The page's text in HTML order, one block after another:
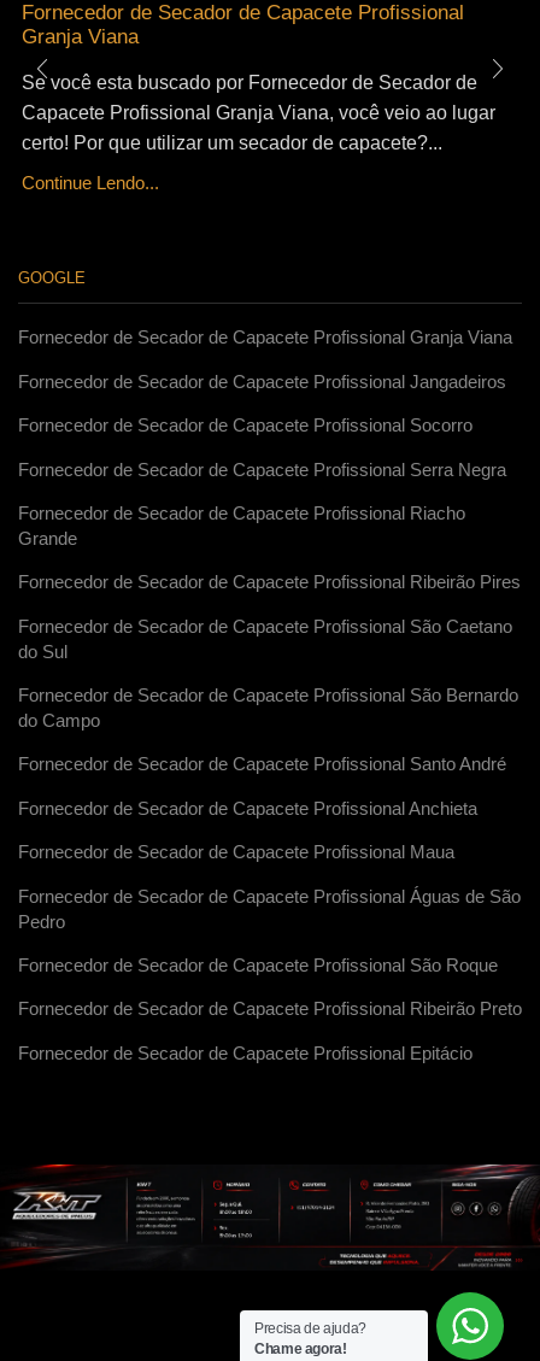
Fornecedor de Secador de Capacete Profissional
Granja Viana
Se você esta buscado por Fornecedor de Secador de
Capacete Profissional Granja Viana, você veio ao lugar
certo! Por que utilizar um secador de capacete?...
Continue Lendo...
GOOGLE
Fornecedor de Secador de Capacete Profissional Granja Viana
Fornecedor de Secador de Capacete Profissional Jangadeiros
Fornecedor de Secador de Capacete Profissional Socorro
Fornecedor de Secador de Capacete Profissional Serra Negra
Fornecedor de Secador de Capacete Profissional Riacho
Grande
Fornecedor de Secador de Capacete Profissional Ribeirão Pires
Fornecedor de Secador de Capacete Profissional São Caetano
do Sul
Fornecedor de Secador de Capacete Profissional São Bernardo
do Campo
Fornecedor de Secador de Capacete Profissional Santo André
Fornecedor de Secador de Capacete Profissional Anchieta
Fornecedor de Secador de Capacete Profissional Maua
Fornecedor de Secador de Capacete Profissional Águas de São
Pedro
Fornecedor de Secador de Capacete Profissional São Roque
Fornecedor de Secador de Capacete Profissional Ribeirão Preto
Fornecedor de Secador de Capacete Profissional Epitácio
Precisa de ajuda?
Chame agora!